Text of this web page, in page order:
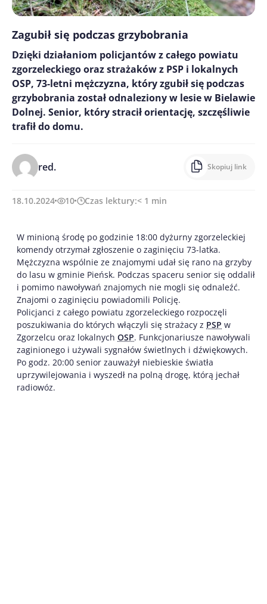
Zagubił się podczas grzybobrania
Dzięki działaniom policjantów z całego powiatu
zgorzeleckiego oraz strażaków z PSP i lokalnych
OSP, 73-letni mężczyzna, który zgubił się podczas
grzybobrania został odnaleziony w lesie w Bielawie
Dolnej. Senior, który stracił orientację, szczęśliwie
trafił do domu.
red. Skopiuj link
18.10.2024 10 Czas lektury:< 1 min
W minioną środę po godzinie 18:00 dyżurny zgorzeleckiej
komendy otrzymał zgłoszenie o zaginięciu 73-latka.
Mężczyzna wspólnie ze znajomymi udał się rano na grzyby
do lasu w gminie Pieńsk. Podczas spaceru senior się oddalił
i pomimo nawoływań znajomych nie mogli się odnaleźć.
Znajomi o zaginięciu powiadomili Policję.
Policjanci z całego powiatu zgorzeleckiego rozpoczęli
poszukiwania do których włączyli się strażacy z PSP w
Zgorzelcu oraz lokalnych OSP. Funkcjonariusze nawoływali
zaginionego i używali sygnałów świetlnych i dźwiękowych.
Po godz. 20:00 senior zauważył niebieskie światła
uprzywilejowania i wyszedł na polną drogę, którą jechał
radiowóz.